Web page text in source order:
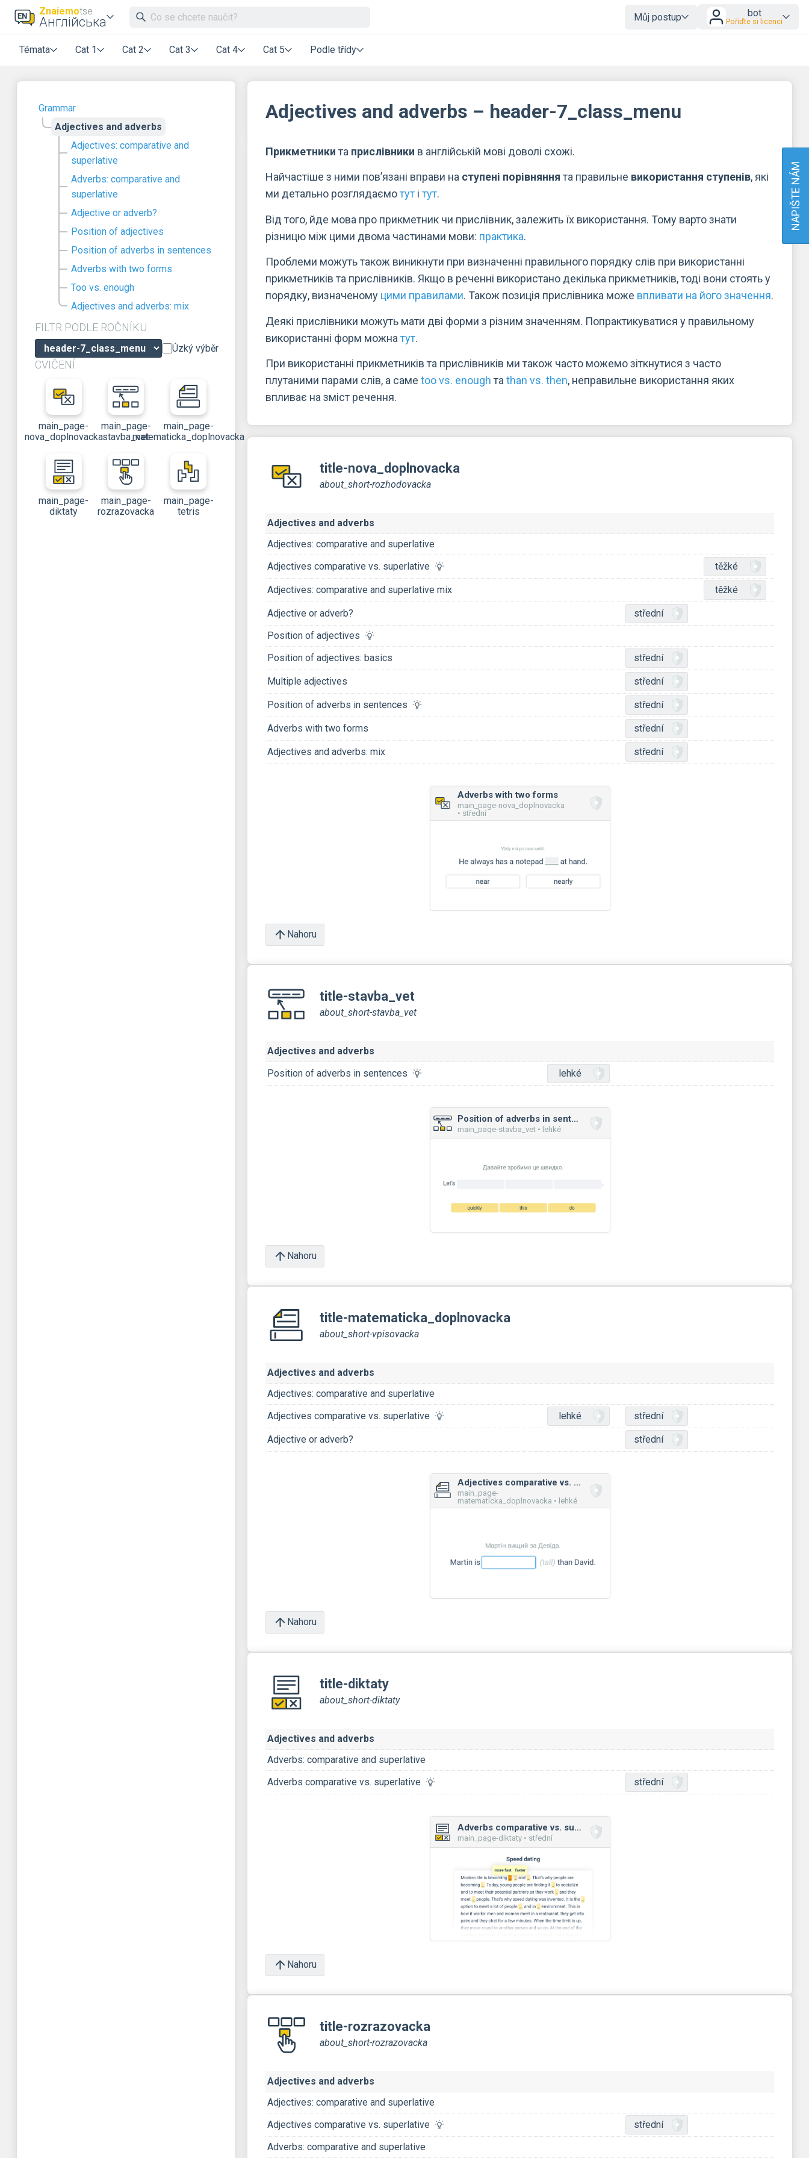
Znaiemotse
Англійська Můj postup bot
Pořiďte si licenci
Témata Cat 1 Cat 2 Cat 3 Cat 4 Cat 5 Podle třídy
Grammar
Adjectives and adverbs
Adjectives: comparative and
superlative
Adverbs: comparative and
superlative
Adjective or adverb?
Position of adjectives
Position of adverbs in sentences
Adverbs with two forms
Too vs. enough
Adjectives and adverbs: mix
FILTR PODLE ROČNÍKU
Úzký výběr
CVIČENÍ
main_page-
nova_doplnovacka
main_page-
stavba_vet
main_page-
matematicka_doplnovacka
main_page-
diktaty
main_page-
rozrazovacka
main_page-
tetris
Adjectives and adverbs – header-7_class_menu
Прикметникита прислівники в англійській мові доволі схожі.
Найчастіше з ними пов’язані вправи на ступені порівняннята правильне використання ступенів, які
ми детально розглядаємотут ітут.
Від того, йде мова про прикметник чи прислівник, залежить їх використання. Тому варто знати
різницю між цими двома частинами мови: практика.
Проблеми можуть також виникнути при визначенні правильного порядку слів при використанні
прикметників та прислівників. Якщо в реченні використано декілька прикметників, тоді вони стоять у
порядку, визначеному цими правилами. Також позиція прислівника може впливати на його значення.
Деякі прислівники можуть мати дві форми з різним значенням. Попрактикуватися у правильному
використанні форм можнатут.
При використанні прикметників та прислівників ми також часто можемо зіткнутися з часто
плутаними парами слів, а саме too vs. enoughта than vs. then, неправильне використання яких
впливає на зміст речення.
title-nova_doplnovacka
about_short-rozhodovacka
Adjectives and adverbs
Adjectives: comparative and superlative
Adjectives comparative vs. superlative
těžké
Adjectives: comparative and superlative mix těžké
Adjective or adverb?
střední
Position of adjectives
Position of adjectives: basics
střední
Multiple adjectives střední
Position of adverbs in sentences střední
Adverbs with two forms střední
Adjectives and adverbs: mix střední
Adverbs with two forms
main_page-nova_doplnovacka
• střední
Nahoru
title-stavba_vet
about_short-stavba_vet
Adjectives and adverbs
Position of adverbs in sentences
lehké
Position of adverbs in sentences
main_page-stavba_vet • lehké
Nahoru
title-matematicka_doplnovacka
about_short-vpisovacka
Adjectives and adverbs
Adjectives: comparative and superlative
Adjectives comparative vs. superlative
lehké střední
Adjective or adverb? střední
Adjectives comparative vs. superlative
main_page-
matematicka_doplnovacka • lehké
Nahoru
title-diktaty
about_short-diktaty
Adjectives and adverbs
Adverbs: comparative and superlative
Adverbs comparative vs. superlative
střední
Adverbs comparative vs. superlative
main_page-diktaty • střední
Nahoru
title-rozrazovacka
about_short-rozrazovacka
Adjectives and adverbs
Adjectives: comparative and superlative
Adjectives comparative vs. superlative
střední
Adverbs: comparative and superlative
NAPIŠTE NÁM